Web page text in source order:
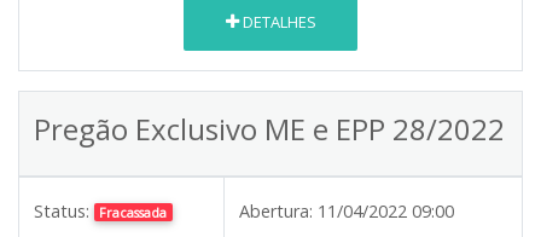
DETALHES
Pregão Exclusivo ME e EPP 28/2022
Status: Fracassada Abertura: 11/04/2022 09:00